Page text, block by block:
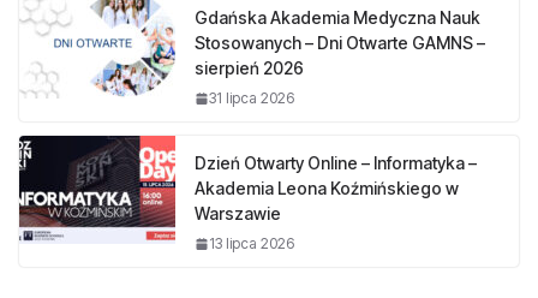
Gdańska Akademia Medyczna Nauk
Stosowanych – Dni Otwarte GAMNS –
sierpień 2026
31 lipca 2026
Dzień Otwarty Online – Informatyka –
Akademia Leona Koźmińskiego w
Warszawie
13 lipca 2026